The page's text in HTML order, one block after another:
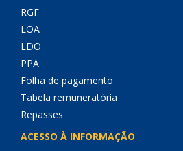
RGF
LOA
LDO
PPA
Folha de pagamento
Tabela remuneratória
Repasses
ACESSO À INFORMAÇÃO